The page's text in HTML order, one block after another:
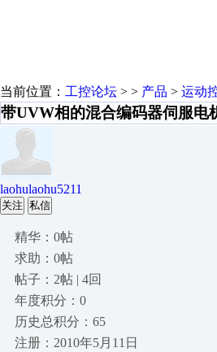
当前位置： 工控论坛 > > 产品 > 运动
带UVW相的混合编码器伺服电
laohulaohu5211
关注 私信
精华：0帖
求助：0帖
帖子：2帖 | 4回
年度积分：0
历史总积分：65
注册：2010年5月11日